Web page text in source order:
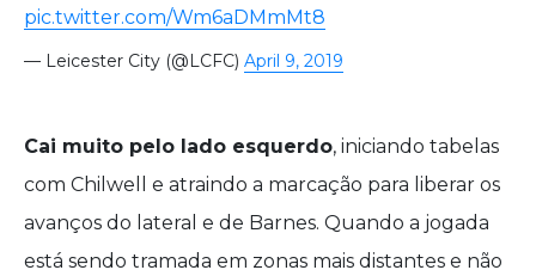
pic.twitter.com/Wm6aDMmMt8
— Leicester City (@LCFC) April 9, 2019
Cai muito pelo lado esquerdo, iniciando tabelas
com Chilwell e atraindo a marcação para liberar os
avanços do lateral e de Barnes. Quando a jogada
está sendo tramada em zonas mais distantes e não